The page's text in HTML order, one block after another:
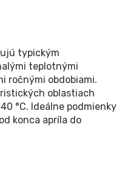
typickým
teplotnými
ročnými obdobiami.
oblastiach
°C. Ideálne podmienky
konca apríla do